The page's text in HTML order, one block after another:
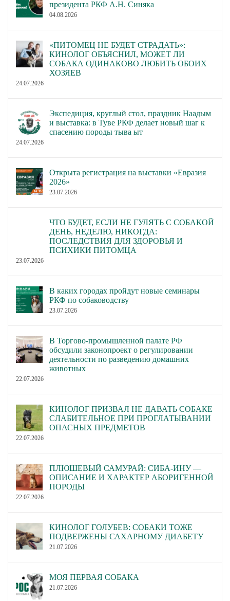
президента РКФ А.Н. Синяка
04.08.2026
«ПИТОМЕЦ НЕ БУДЕТ СТРАДАТЬ»:
КИНОЛОГ ОБЪЯСНИЛ, МОЖЕТ ЛИ
СОБАКА ОДИНАКОВО ЛЮБИТЬ ОБОИХ
ХОЗЯЕВ
24.07.2026
Экспедиция, круглый стол, праздник Наадым
и выставка: в Туве РКФ делает новый шаг к
спасению породы тыва ыт
24.07.2026
Открыта регистрация на выставки «Евразия
2026»
23.07.2026
ЧТО БУДЕТ, ЕСЛИ НЕ ГУЛЯТЬ С СОБАКОЙ
ДЕНЬ, НЕДЕЛЮ, НИКОГДА:
ПОСЛЕДСТВИЯ ДЛЯ ЗДОРОВЬЯ И
ПСИХИКИ ПИТОМЦА
23.07.2026
В каких городах пройдут новые семинары
РКФ по собаководству
23.07.2026
В Торгово-промышленной палате РФ
обсудили законопроект о регулировании
деятельности по разведению домашних
животных
22.07.2026
КИНОЛОГ ПРИЗВАЛ НЕ ДАВАТЬ СОБАКЕ
СЛАБИТЕЛЬНОЕ ПРИ ПРОГЛАТЫВАНИИ
ОПАСНЫХ ПРЕДМЕТОВ
22.07.2026
ПЛЮШЕВЫЙ САМУРАЙ: СИБА-ИНУ —
ОПИСАНИЕ И ХАРАКТЕР АБОРИГЕННОЙ
ПОРОДЫ
22.07.2026
КИНОЛОГ ГОЛУБЕВ: СОБАКИ ТОЖЕ
ПОДВЕРЖЕНЫ САХАРНОМУ ДИАБЕТУ
21.07.2026
МОЯ ПЕРВАЯ СОБАКА
21.07.2026